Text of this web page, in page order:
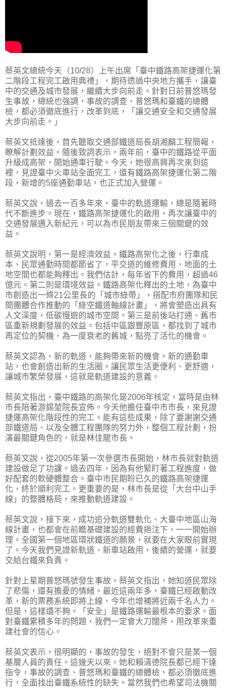
蔡英文總統今天（10/28）上午出席「臺中鐵路高架捷運化第
二階段工程完工啟用典禮」，期待透過中央地方攜手，讓臺
中的交通及城市發展，繼續大步向前走。針對日前普悠瑪發
生事故，總統也強調，事故的調查、普悠瑪和臺鐵的總體
檢，都必須徹底進行，改革到底，「讓交通安全和交通發展
大步向前走。」
蔡英文抵達後，首先聽取交通部鐵道局長胡湘麟工程簡報，
瞭解計劃效益。隨後致詞表示，兩年前，臺中的鐵路從平面
升級成高架，開始通車行駛。今天，她很高興再次來到這
裡，見證臺中火車站全面完工，還有鐵路高架捷運化第二階
段，新增的5座通勤車站，也正式加入營運。
蔡英文說，過去一百多年來，臺中的軌道運輸，總是隨著時
代不斷進步。現在，鐵路高架捷運化的啟用，再次讓臺中的
交通發展邁入新紀元，可以為市民朋友帶來三個關鍵的效
益。
蔡英文說明，第一是經濟效益。鐵路高架化之後，行車成
本、民眾通勤時間都節省了，平交道的維修費用、地面的土
地空間也都能夠釋出。我們估計，每年省下的費用，超過46
億元。第二則是環境效益。鐵路高架化釋出的土地，為臺中
市創造出一條21公里長的「城市綠帶」，搭配市府團隊和民
間團體合作推動的「綠空鐵道軸線計畫」，將會塑造出具有
人文深度，低碳慢遊的城市空間。第三是前後站打通、舊市
區重新規劃發展的效益。包括中區跟豐原區，都找到了城市
再定位的契機，為一度衰老的舊城，點亮了活化的機會。
蔡英文認為，新的軌道，能夠帶來新的機會。新的通勤車
站，也會創造出新的生活圈。讓民眾生活更便利、更舒適，
讓城市繁榮發展，這就是軌道建設的意義。
蔡英文指出，臺中鐵路的高架化是2006年核定，當時是由林
市長陪著游錫堃院長宣佈。今天他擔任臺中市市長，來見證
捷運高架化階段性的完工。能有這些成果，除了要謝謝交通
部鐵道局、以及全體工程團隊的努力外，整個工程計劃，扮
演最關鍵角色的，就是林佳龍市長。
蔡英文說，從2005年第一次參選市長開始，林市長就對軌道
建設做足了功課。過去四年，因為有他緊盯著工程進度，做
好配套的軟硬體整合。臺中市民期盼已久的鐵路高架捷運
化，終於順利完工。更重要的是，林市長是從「大台中山手
線」的整體格局，來推動軌道建設。
蔡英文說，接下來，成功追分軌道雙軌化、大臺中地區山海
線計畫，也都會在前瞻基礎建設的經費挹注下，一一開始辦
理。全國第一個地區環狀鐵道的願景，就要在大家眼前實現
了。今天我們見證新軌道、新車站啟用，後續的營運，就要
交給台鐵來負責。
針對上星期普悠瑪號發生事故，蔡英文指出，她知道民眾除
了悲傷，還有擔憂的情緒。最近這兩年多，臺鐵已經啟動改
革，新的票務系統即將上線，今年也增補將近兩千名人力。
但是，這樣還不夠。「安全」是鐵路運輸最根本的要求。面
對臺鐵累積多年的問題，我們一定會大刀闊斧，用改革來重
建社會的信心。
蔡英文表示，很明顯的，事故的發生，絕對不會只是某一個
基層人員的責任。這幾天以來，她和賴清德院長都已經下達
指令，事故的調查、普悠瑪和臺鐵的總體檢，都必須徹底進
行，全面找出臺鐵系統性的缺失。當然我們也希望司法機關